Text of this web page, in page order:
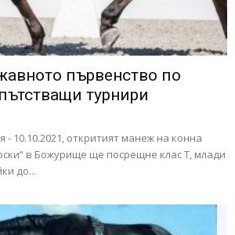
първенство по
турнири
- 10.10.2021, откритият манеж на конна
в Божурище ще посрещне клас Т, млади
до...